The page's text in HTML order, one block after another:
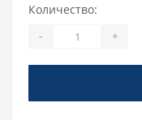
Количество:
- +